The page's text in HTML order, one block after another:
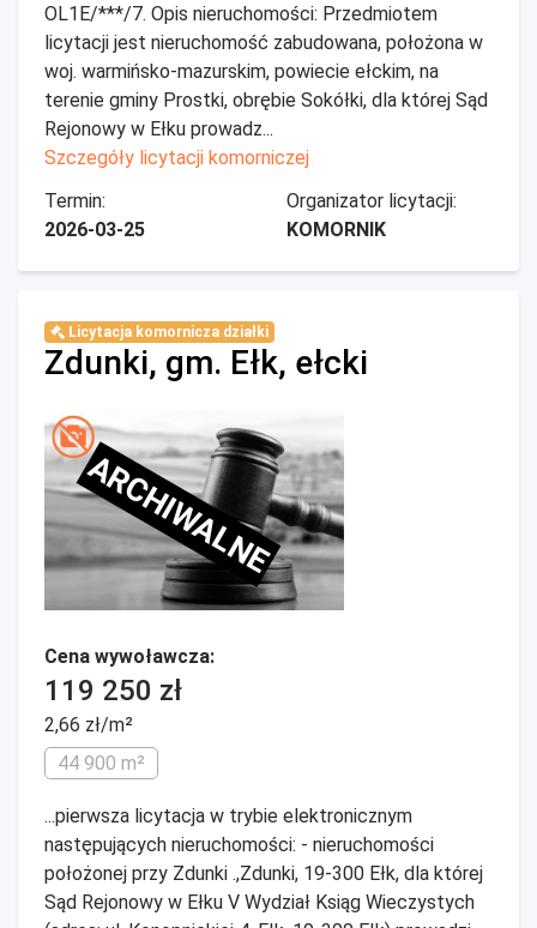
OL1E/***/7. Opis nieruchomości: Przedmiotem
licytacji jest nieruchomość zabudowana, położona w
woj. warmińsko-mazurskim, powiecie ełckim, na
terenie gminy Prostki, obrębie Sokółki, dla której Sąd
Rejonowy w Ełku prowadz...
Szczegóły licytacji komorniczej
Termin:
2026-03-25
Organizator licytacji:
KOMORNIK
Licytacja komornicza działki
Zdunki, gm. Ełk, ełcki
ARCHIWALNE
Cena wywoławcza:
119 250 zł
2,66 zł/m²
44 900 m²
...pierwsza licytacja w trybie elektronicznym
następujących nieruchomości: - nieruchomości
położonej przy Zdunki .,Zdunki, 19-300 Ełk, dla której
Sąd Rejonowy w Ełku V Wydział Ksiąg Wieczystych